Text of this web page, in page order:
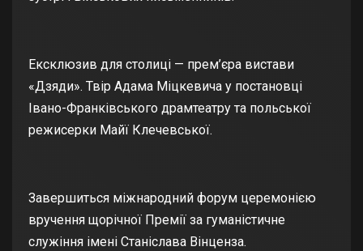
Ексклюзив для столиці — прем’єра вистави
«Дзяди». Твір Адама Міцкевича у постановці
Івано-Франківського драмтеатру та польської
режисерки Майї Клечевської.
Завершиться міжнародний форум церемонією
вручення щорічної Премії за гуманістичне
служіння імені Станіслава Вінценза.